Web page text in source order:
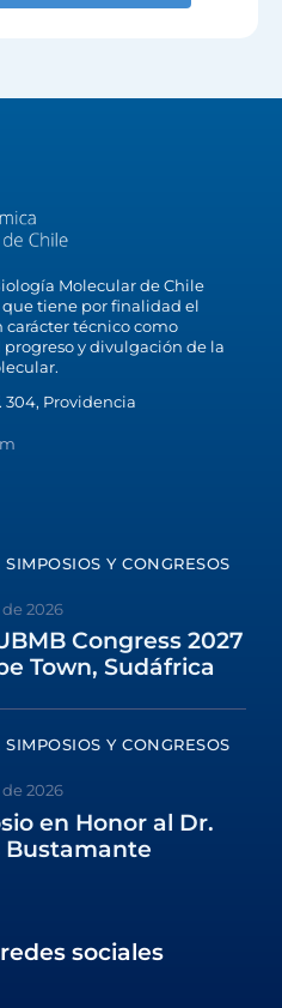
Molecular de Chile
que tiene por finalidad el
técnico como
y divulgación de la
304, Providencia
SIMPOSIOS Y CONGRESOS
2026
Congress 2027
Town, Sudáfrica
SIMPOSIOS Y CONGRESOS
2026
en Honor al Dr.
Bustamante
sociales